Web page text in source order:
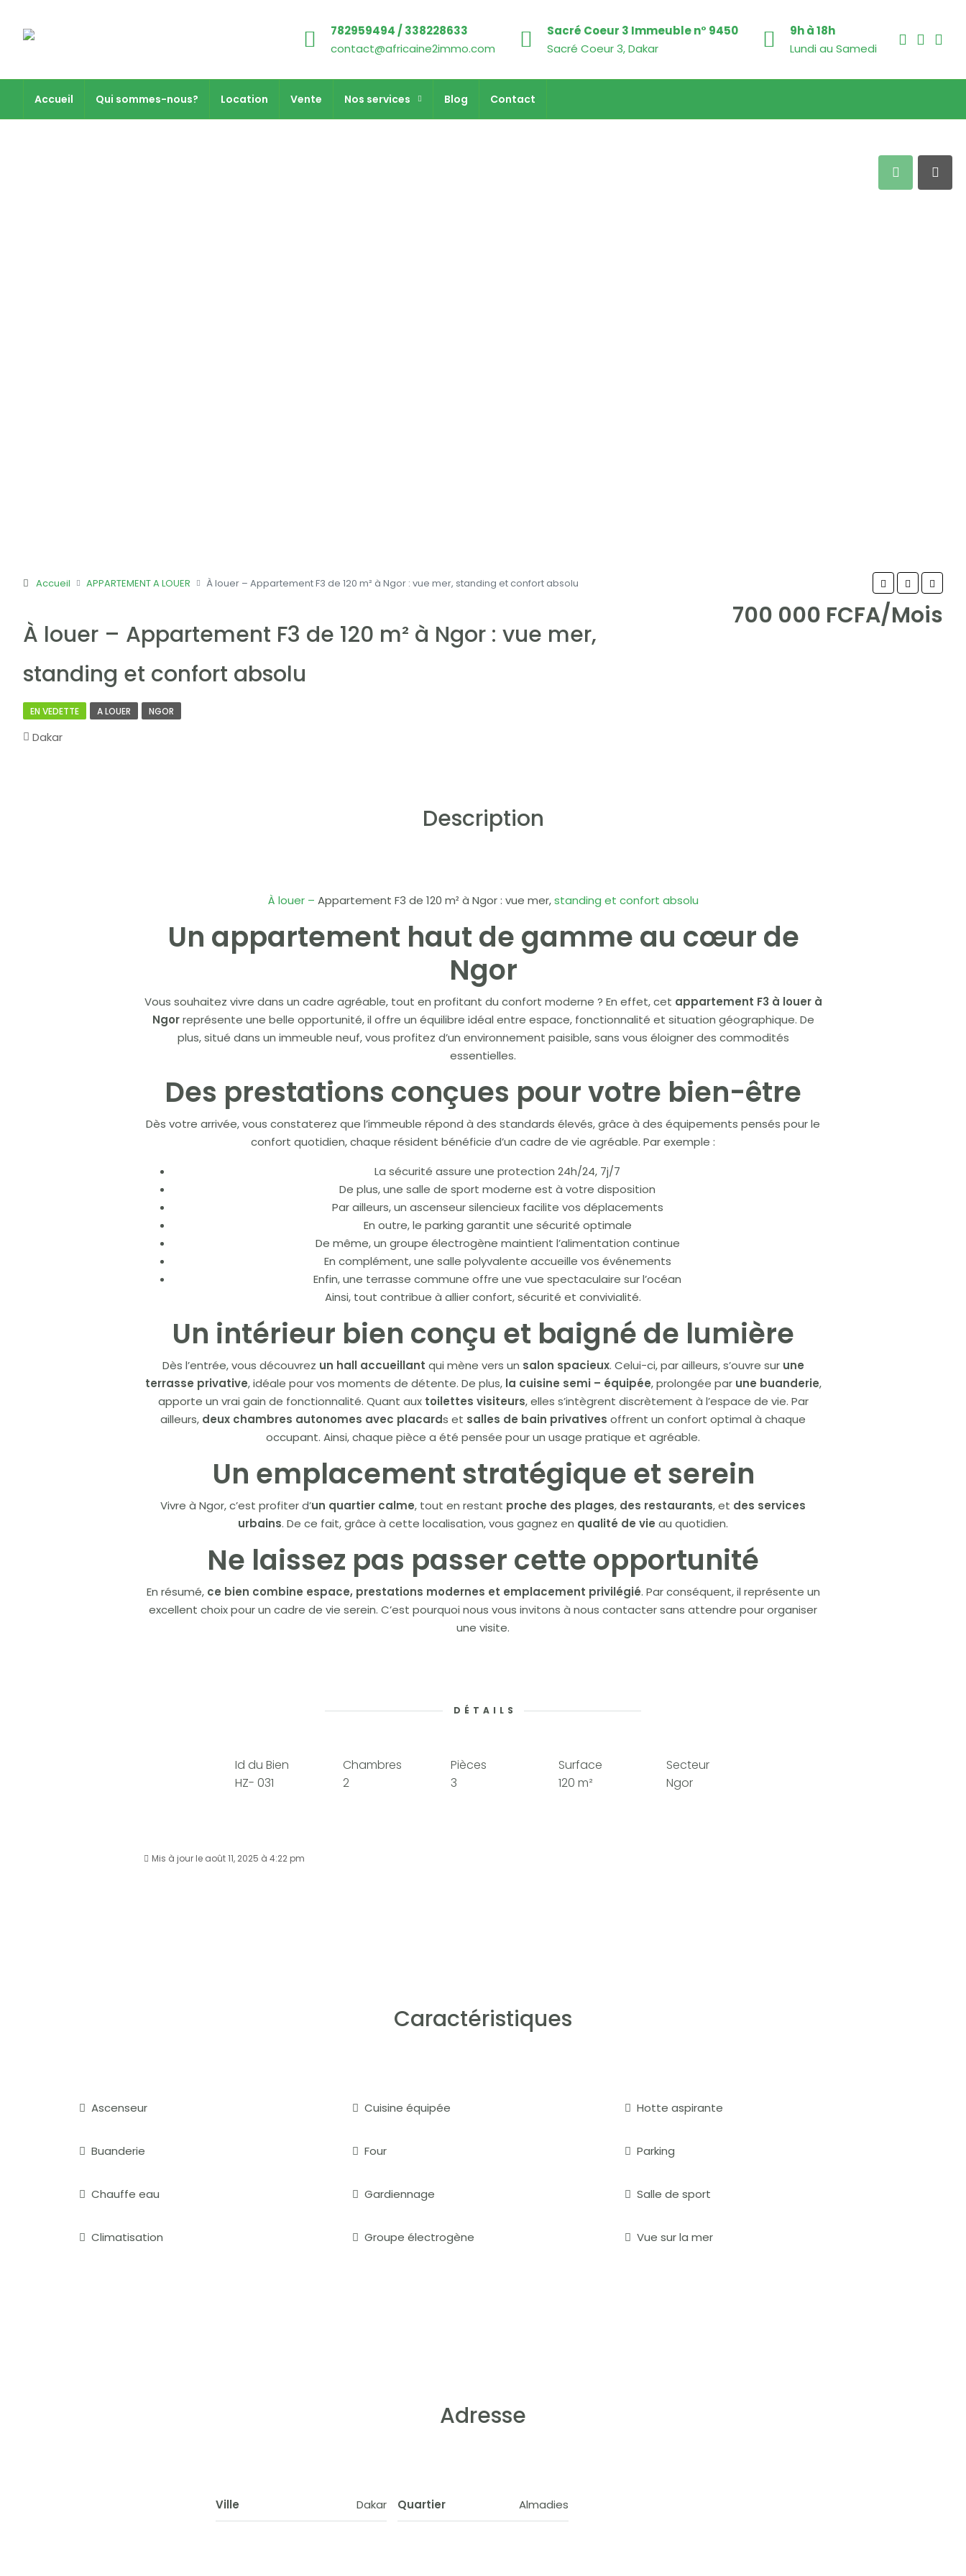
782959494 / 338228633
contact@africaine2immo.com
Sacré Coeur 3 Immeuble n° 9450
Sacré Coeur 3, Dakar
9h à 18h
Lundi au Samedi
Accueil Qui sommes-nous? Location Vente Nos services Blog Contact
Accueil APPARTEMENT A LOUER À louer – Appartement F3 de 120 m² à Ngor : vue mer, standing et confort absolu
À louer – Appartement F3 de 120 m² à Ngor : vue mer,
standing et confort absolu
700 000 FCFA/Mois
EN VEDETTE A LOUER NGOR
Dakar
Description
À louer – Appartement F3 de 120 m² à Ngor : vue mer,standing et confort absolu
Un appartement haut de gamme au cœur de
Ngor
Vous souhaitez vivre dans un cadre agréable, tout en profitant du confort moderne ? En effet, cet appartement F3 à louer à
Ngorreprésente une belle opportunité, il offre un équilibre idéal entre espace, fonctionnalité et situation géographique. De
plus, situé dans un immeuble neuf, vous profitez d’un environnement paisible, sans vous éloigner des commodités
essentielles.
Des prestations conçues pour votre bien-être
Dès votre arrivée, vous constaterez que l’immeuble répond à des standards élevés, grâce à des équipements pensés pour le
confort quotidien, chaque résident bénéficie d’un cadre de vie agréable. Par exemple :
La sécurité assure une protection 24h/24, 7j/7
De plus, une salle de sport moderne est à votre disposition
Par ailleurs, un ascenseur silencieux facilite vos déplacements
En outre, le parking garantit une sécurité optimale
De même, un groupe électrogène maintient l’alimentation continue
En complément, une salle polyvalente accueille vos événements
Enfin, une terrasse commune offre une vue spectaculaire sur l’océan
Ainsi, tout contribue à allier confort, sécurité et convivialité.
Un intérieur bien conçu et baigné de lumière
Dès l’entrée, vous découvrez un hall accueillant qui mène vers un salon spacieux. Celui-ci, par ailleurs, s’ouvre surune
terrasse privative, idéale pour vos moments de détente. De plus, la cuisine semi – équipée, prolongée par une buanderie,
apporte un vrai gain de fonctionnalité. Quant aux toilettes visiteurs, elles s’intègrent discrètement à l’espace de vie. Par
ailleurs, deux chambres autonomes avec placards et salles de bain privatives offrent un confort optimal à chaque
occupant. Ainsi, chaque pièce a été pensée pour un usage pratique et agréable.
Un emplacement stratégique et serein
Vivre à Ngor, c’est profiter d’un quartier calme, tout en restant proche des plages, des restaurants, et des services
urbains. De ce fait, grâce à cette localisation, vous gagnez en qualité de vie au quotidien.
Ne laissez pas passer cette opportunité
En résumé,ce bien combine espace, prestations modernes et emplacement privilégié. Par conséquent, il représente un
excellent choix pour un cadre de vie serein. C’est pourquoi nous vous invitons à nous contacter sans attendre pour organiser
une visite.
DÉTAILS
Id du Bien
HZ- 031
Chambres
2
Pièces
3
Surface
120 m²
Secteur
Ngor
Mis à jour le août 11, 2025 à 4:22 pm
Caractéristiques
Ascenseur
Buanderie
Chauffe eau
Climatisation
Cuisine équipée
Four
Gardiennage
Groupe électrogène
Hotte aspirante
Parking
Salle de sport
Vue sur la mer
Adresse
Ville Dakar Quartier Almadies